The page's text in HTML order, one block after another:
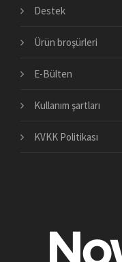
Destek
Ürün broşürleri
E-Bülten
Kullanım şartları
KVKK Politikası